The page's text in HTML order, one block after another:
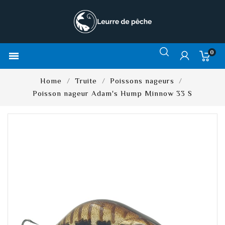
 0
Home Truite
Poissons nageurs
Poisson nageur Adam's Hump Minnow 33 S